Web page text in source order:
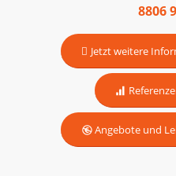
8806
Jetzt weitere
Angebote und